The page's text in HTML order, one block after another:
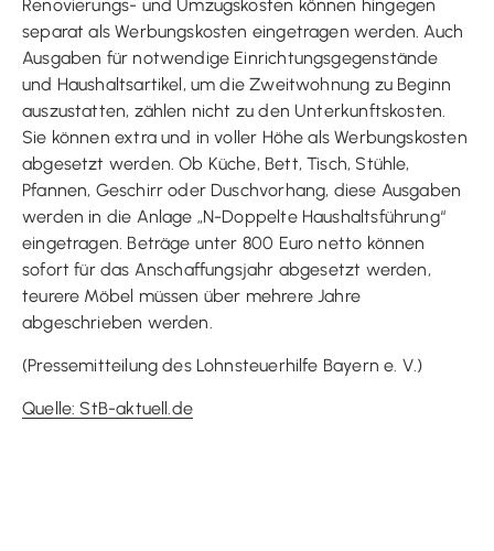
Renovierungs- und Umzugskosten können hingegen
separat als Werbungskosten eingetragen werden. Auch
Ausgaben für notwendige Einrichtungsgegenstände
und Haushaltsartikel, um die Zweitwohnung zu Beginn
auszustatten, zählen nicht zu den Unterkunftskosten.
Sie können extra und in voller Höhe als Werbungskosten
abgesetzt werden. Ob Küche, Bett, Tisch, Stühle,
Pfannen, Geschirr oder Duschvorhang, diese Ausgaben
werden in die Anlage „N-Doppelte Haushaltsführung“
eingetragen. Beträge unter 800 Euro netto können
sofort für das Anschaffungsjahr abgesetzt werden,
teurere Möbel müssen über mehrere Jahre
abgeschrieben werden.
(Pressemitteilung des Lohnsteuerhilfe Bayern e. V.)
Quelle: StB-aktuell.de